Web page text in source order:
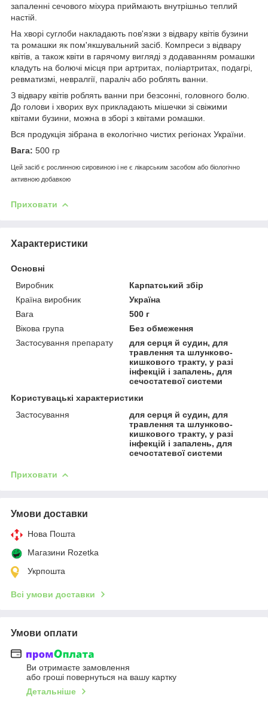
запаленні сечового міхура приймають внутрішньо теплий
настій.
На хворі суглоби накладають пов'язки з відвару квітів бузини
та ромашки як пом'якшувальний засіб. Компреси з відвару
квітів, а також квіти в гарячому вигляді з додаванням ромашки
кладуть на болючі місця при артритах, поліартритах, подагрі,
ревматизмі, невралгії, параліч або роблять ванни.
З відвару квітів роблять ванни при безсонні, головного болю.
До голови і хворих вух прикладають мішечки зі свіжими
квітами бузини, можна в зборі з квітами ромашки.
Вся продукція зібрана в екологічно чистих регіонах України.
Вага: 500 гр
Цей засіб є рослинною сировиною і не є лікарським засобом або біологічно
активною добавкою
Приховати
Характеристики
Основні
Виробник
Карпатський збір
Країна виробник
Україна
Вага
500 г
Вікова група
Без обмеження
Застосування препарату
для серця й судин, для
травлення та шлунково-
кишкового тракту, у разі
інфекцій і запалень, для
сечостатевої системи
Користувацькі характеристики
Застосування
для серця й судин, для
травлення та шлунково-
кишкового тракту, у разі
інфекцій і запалень, для
сечостатевої системи
Приховати
Умови доставки
Нова Пошта
Магазини Rozetka
Укрпошта
Всі умови доставки
Умови оплати
Ви отримаєте замовлення
або гроші повернуться на вашу картку
Детальніше